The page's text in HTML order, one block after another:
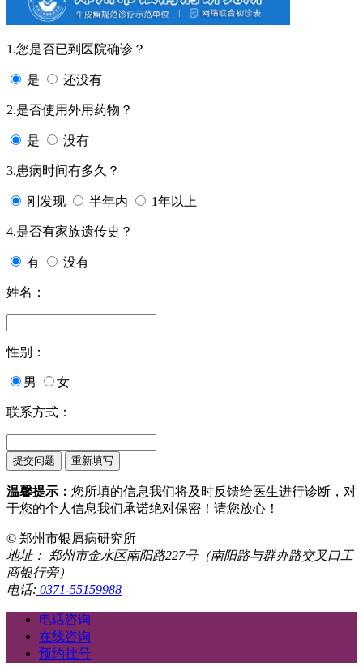
1.您是否已到医院确诊？
是 还没有
2.是否使用外用药物？
是 没有
3.患病时间有多久？
刚发现 半年内 1年以上
4.是否有家族遗传史？
有 没有
姓名：
性别：
男 女
联系方式：
温馨提示： 您所填的信息我们将及时反馈给医生进行诊断，对
于您的个人信息我们承诺绝对保密！请您放心！
© 郑州市银屑病研究所
地址： 郑州市金水区南阳路227号（南阳路与群办路交叉口工
商银行旁）
电话: 0371-55159988
电话咨询
在线咨询
预约挂号